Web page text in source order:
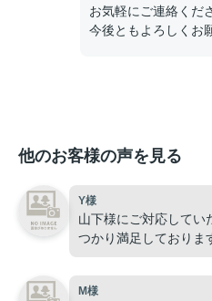
お気軽にご連絡くだ
今後ともよろしくお
他のお客様の声を見る
Y様
山下様にご対応してい
つかり満足しておりま
M様